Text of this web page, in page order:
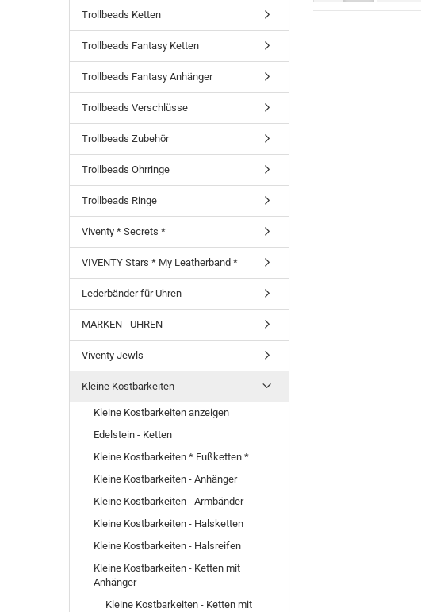
Trollbeads Ketten
Trollbeads Fantasy Ketten
Trollbeads Fantasy Anhänger
Trollbeads Verschlüsse
Trollbeads Zubehör
Trollbeads Ohrringe
Trollbeads Ringe
Viventy * Secrets *
VIVENTY Stars * My Leatherband *
Lederbänder für Uhren
MARKEN - UHREN
Viventy Jewls
Kleine Kostbarkeiten
Kleine Kostbarkeiten anzeigen
Edelstein - Ketten
Kleine Kostbarkeiten * Fußketten *
Kleine Kostbarkeiten - Anhänger
Kleine Kostbarkeiten - Armbänder
Kleine Kostbarkeiten - Halsketten
Kleine Kostbarkeiten - Halsreifen
Kleine Kostbarkeiten - Ketten mit
Anhänger
Kleine Kostbarkeiten - Ketten mit